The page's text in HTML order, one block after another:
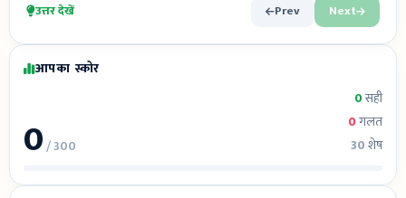
उत्तर देखें Prev Next
आपका स्कोर
0/ 300
0सही
0गलत
30शेष